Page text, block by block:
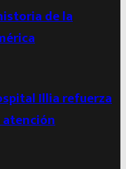
de la
Illia refuerza
atención